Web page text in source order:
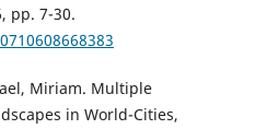
pp. 7-30.
Miriam. Multiple
in World-Cities,